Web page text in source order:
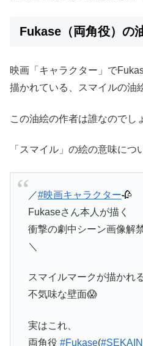
Fukase（両角役）の
映画「キャラクター」で
描かれている、スマイルの油
この油絵の作者は誰なのでし
「スマイル」の絵の意味につ
／#映画キャラクター🥀
Fukaseさん本人が描く
衝撃の劇中シーン画像解
＼
スマイルマークが描かれ
不気味な壁面😱
実はこれ、
両角役 #Fukase(